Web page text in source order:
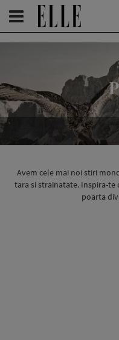
HOMEPAGE /PEOPLE
Avem cele mai noi stiri
tara si strainatate. Inspira-
poarta